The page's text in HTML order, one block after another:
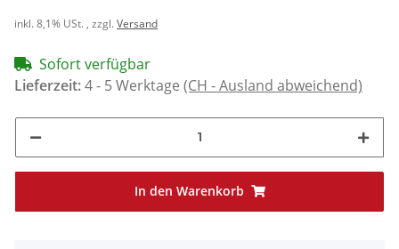
inkl. 8,1% USt. , zzgl.Versand
Sofort verfügbar
Lieferzeit:4 - 5 Werktage (CH - Ausland abweichend)
In den Warenkorb